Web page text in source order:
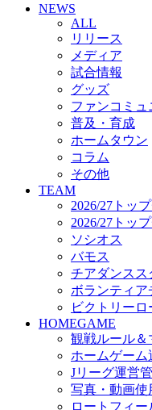
バモス
チアダンスス
ボランティア
ビクトリーロ
HOMEGAME
観戦ルール＆
ホームゲーム
Jリーグ運営管
写真・動画使
ロートフィー
SCHEDULE
2026/27
練習見学時の
TICKET
奈良クラブ明
奈良クラブ明
観戦ルール＆
FANCOMMUNITY
2026/27ファ
サポートショ
GOODS
オフィシャル
オンラインス
ACADEMY
アカデミーに
NEWS
ALL
リリース
メディア
試合情報
グッズ
ファンコミュ
普及・育成
ホームタウン
コラム
その他
TEAM
2026/27トッ
2026/27トッ
ソシオス
バモス
チアダンスス
ボランティア
ビクトリーロ
HOMEGAME
観戦ルール＆
ホームゲーム
Jリーグ運営
写真・動画使
ロートフィー